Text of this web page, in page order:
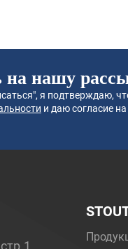
нашу
я подтверждаю,
и даю согласие на